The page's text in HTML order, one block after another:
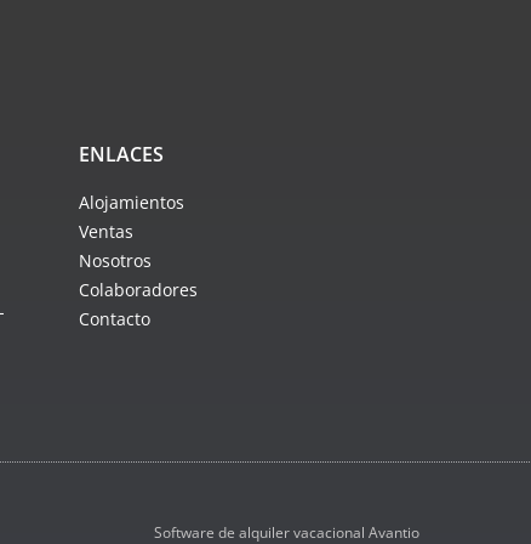
ENLACES
Alojamientos
Ventas
Nosotros
Colaboradores
Contacto
Software de alquiler vacacional Avantio